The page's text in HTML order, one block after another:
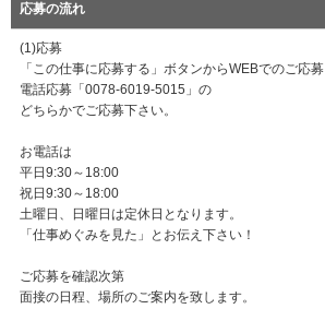
応募の流れ
(1)応募
「この仕事に応募する」ボタンからWEBでのご応募
電話応募「0078-6019-5015」の
どちらかでご応募下さい。
お電話は
平日9:30～18:00
祝日9:30～18:00
土曜日、日曜日は定休日となります。
「仕事めぐみを見た」とお伝え下さい！
ご応募を確認次第
面接の日程、場所のご案内を致します。